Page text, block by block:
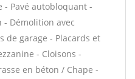
- Pavé autobloquant -
Démolition avec
de garage - Placards et
- Cloisons -
en béton / Chape -